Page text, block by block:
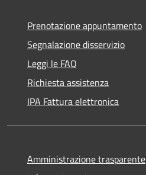
Prenotazione appuntamento
Segnalazione disservizio
Leggi le FAQ
Richiesta assistenza
IPA Fattura elettronica
Amministrazione trasparente